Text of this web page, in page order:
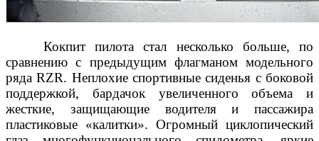
Кокпит пилота стал несколько больше, по
сравнению с предыдущим флагманом модельного
ряда RZR. Неплохие спортивные сиденья с боковой
поддержкой, бардачок увеличенного объема и
жесткие, защищающие водителя и пассажира
пластиковые «калитки». Огромный циклопический